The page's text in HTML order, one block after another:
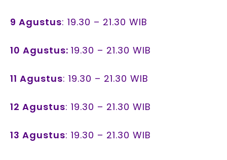
9 Agustus: 19.30 – 21.30 WIB
10 Agustus: 19.30 – 21.30 WIB
11 Agustus: 19.30 – 21.30 WIB
12 Agustus: 19.30 – 21.30 WIB
13 Agustus: 19.30 – 21.30 WIB